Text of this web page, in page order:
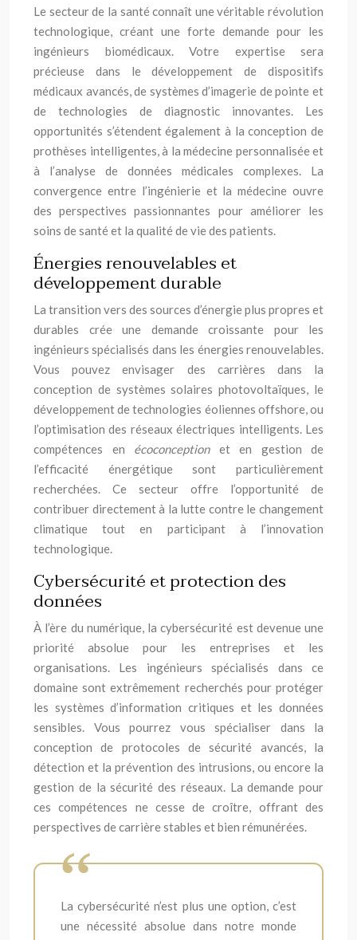
Le secteur de la santé connaît une véritable révolution
technologique, créant une forte demande pour les
ingénieurs biomédicaux. Votre expertise sera
précieuse dans le développement de dispositifs
médicaux avancés, de systèmes d’imagerie de pointe et
de technologies de diagnostic innovantes. Les
opportunités s’étendent également à la conception de
prothèses intelligentes, à la médecine personnalisée et
à l’analyse de données médicales complexes. La
convergence entre l’ingénierie et la médecine ouvre
des perspectives passionnantes pour améliorer les
soins de santé et la qualité de vie des patients.
Énergies renouvelables et
développement durable
La transition vers des sources d’énergie plus propres et
durables crée une demande croissante pour les
ingénieurs spécialisés dans les énergies renouvelables.
Vous pouvez envisager des carrières dans la
conception de systèmes solaires photovoltaïques, le
développement de technologies éoliennes offshore, ou
l’optimisation des réseaux électriques intelligents. Les
compétences en écoconception et en gestion de
l’efficacité énergétique sont particulièrement
recherchées. Ce secteur offre l’opportunité de
contribuer directement à la lutte contre le changement
climatique tout en participant à l’innovation
technologique.
Cybersécurité et protection des
données
À l’ère du numérique, la cybersécurité est devenue une
priorité absolue pour les entreprises et les
organisations. Les ingénieurs spécialisés dans ce
domaine sont extrêmement recherchés pour protéger
les systèmes d’information critiques et les données
sensibles. Vous pourrez vous spécialiser dans la
conception de protocoles de sécurité avancés, la
détection et la prévention des intrusions, ou encore la
gestion de la sécurité des réseaux. La demande pour
ces compétences ne cesse de croître, offrant des
perspectives de carrière stables et bien rémunérées.
La cybersécurité n’est plus une option, c’est
une nécessité absolue dans notre monde